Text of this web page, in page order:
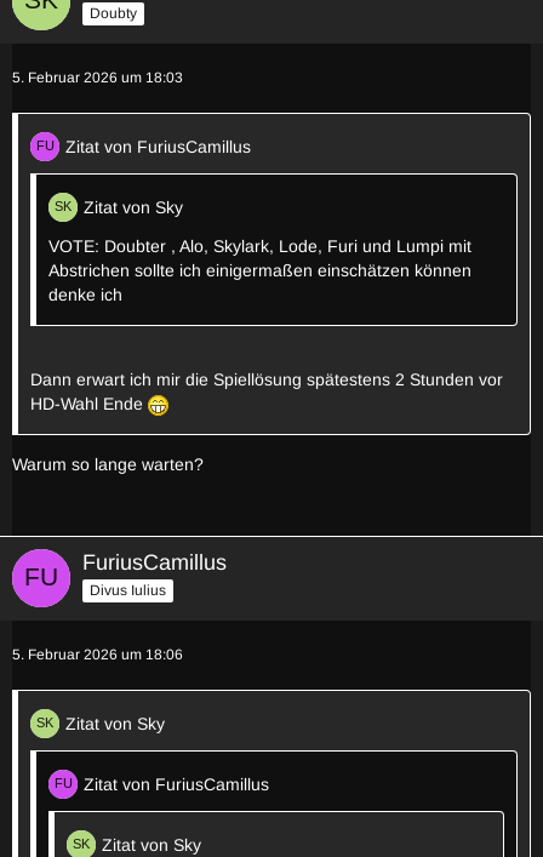
Doubty
5. Februar 2026 um 18:03
Zitat von FuriusCamillus
Zitat von Sky
VOTE: Doubter , Alo, Skylark, Lode, Furi und Lumpi mit
Abstrichen sollte ich einigermaßen einschätzen können
denke ich
Dann erwart ich mir die Spiellösung spätestens 2 Stunden vor
HD-Wahl Ende
Warum so lange warten?
FuriusCamillus
Divus Iulius
5. Februar 2026 um 18:06
Zitat von Sky
Zitat von FuriusCamillus
Zitat von Sky